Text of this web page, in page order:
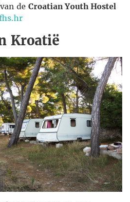
de Croatian Youth Hostel
Kroatië